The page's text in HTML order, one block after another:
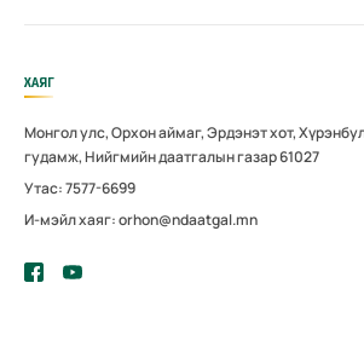
ХАЯГ
Монгол улс, Орхон аймаг, Эрдэнэт хот,
гудамж, Нийгмийн даатгалын газар 61027
Утас: 7577-6699
И-мэйл хаяг: orhon@ndaatgal.mn